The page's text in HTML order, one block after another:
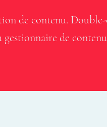
de contenu.
de